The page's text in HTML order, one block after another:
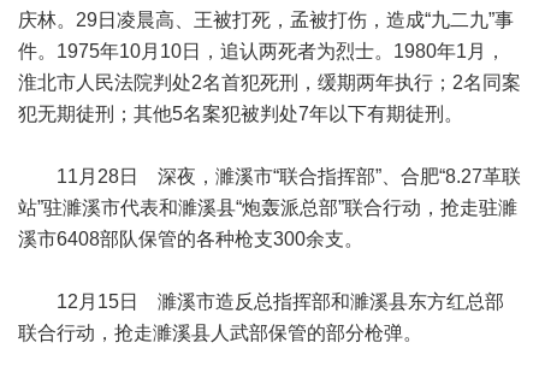
庆林。29日凌晨高、王被打死，孟被打伤，造成“九二九”事
件。1975年10月10日，追认两死者为烈士。1980年1月，
淮北市人民法院判处2名首犯死刑，缓期两年执行；2名同案
犯无期徒刑；其他5名案犯被判处7年以下有期徒刑。
11月28日 深夜，濉溪市“联合指挥部”、合肥“8.27革联
站”驻濉溪市代表和濉溪县“炮轰派总部”联合行动，抢走驻濉
溪市6408部队保管的各种枪支300余支。
12月15日 濉溪市造反总指挥部和濉溪县东方红总部
联合行动，抢走濉溪县人武部保管的部分枪弹。